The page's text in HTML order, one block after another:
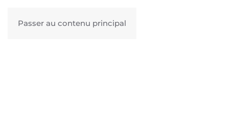
Passer au contenu principal